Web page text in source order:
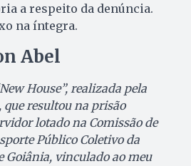
a respeito da denúncia.
na íntegra.
Abel
House”, realizada pela
que resultou na prisão
lotado na Comissão de
Público Coletivo da
Goiânia, vinculado ao meu